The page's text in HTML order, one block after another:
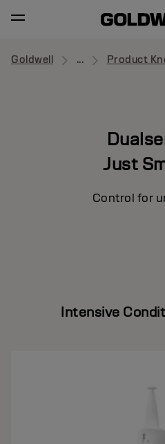
Goldwell ... Product
Just
Control for
Intensive